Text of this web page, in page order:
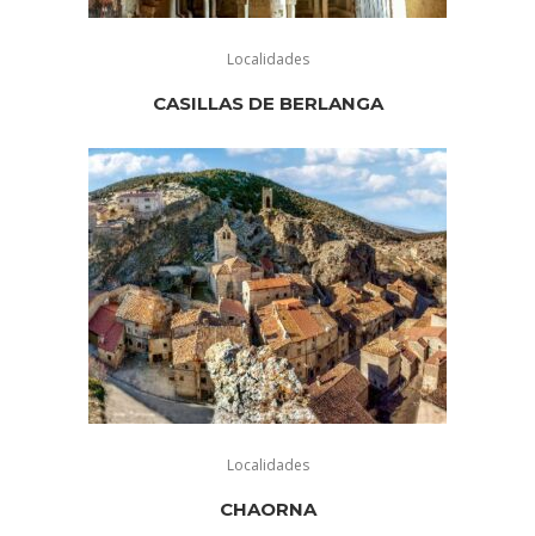
Localidades
CASILLAS DE BERLANGA
Localidades
CHAORNA